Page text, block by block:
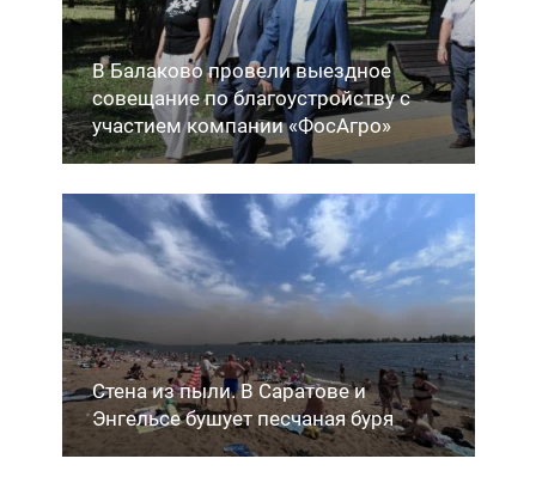
В Балаково провели выездное
совещание по благоустройству с
участием компании «ФосАгро»
Стена из пыли. В Саратове и
Энгельсе бушует песчаная буря